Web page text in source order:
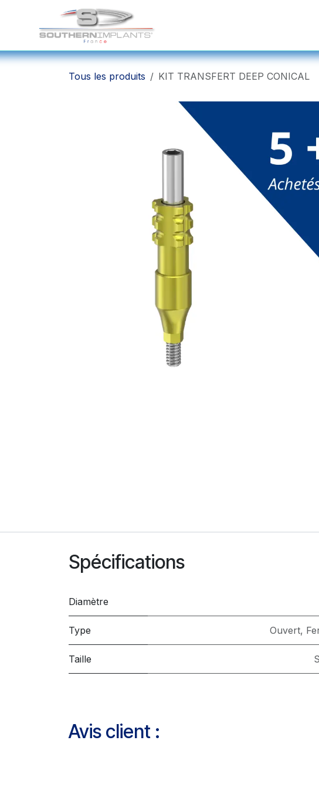
Se rendre au contenu
Tous les produits KIT TRANSFERT DEEP CONICAL
Spécifications
Diamètre
Type Ouvert,
Taille
Avis client :